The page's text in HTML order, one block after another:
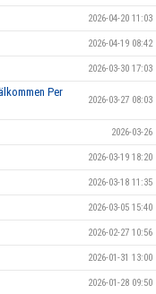
2026-04-20 11:03
2026-04-19 08:42
2026-03-30 17:03
Per
2026-03-27 08:03
2026-03-26
2026-03-19 18:20
2026-03-18 11:35
2026-03-05 15:40
2026-02-27 10:56
2026-01-31 13:00
2026-01-28 09:50